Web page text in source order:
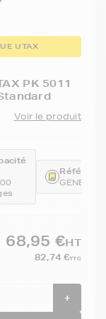
UTAX
PK 5011
Voir le produit
68,95 €HT
82,74 €TTC
+